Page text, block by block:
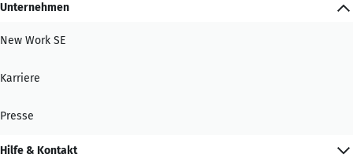
Unternehmen
New Work SE
Karriere
Presse
Hilfe & Kontakt